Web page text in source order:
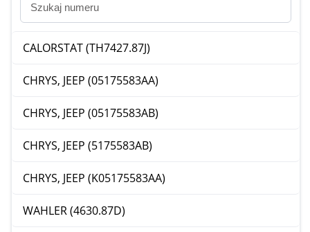
CALORSTAT (TH7427.87J)
CHRYS, JEEP (05175583AA)
CHRYS, JEEP (05175583AB)
CHRYS, JEEP (5175583AB)
CHRYS, JEEP (K05175583AA)
WAHLER (4630.87D)